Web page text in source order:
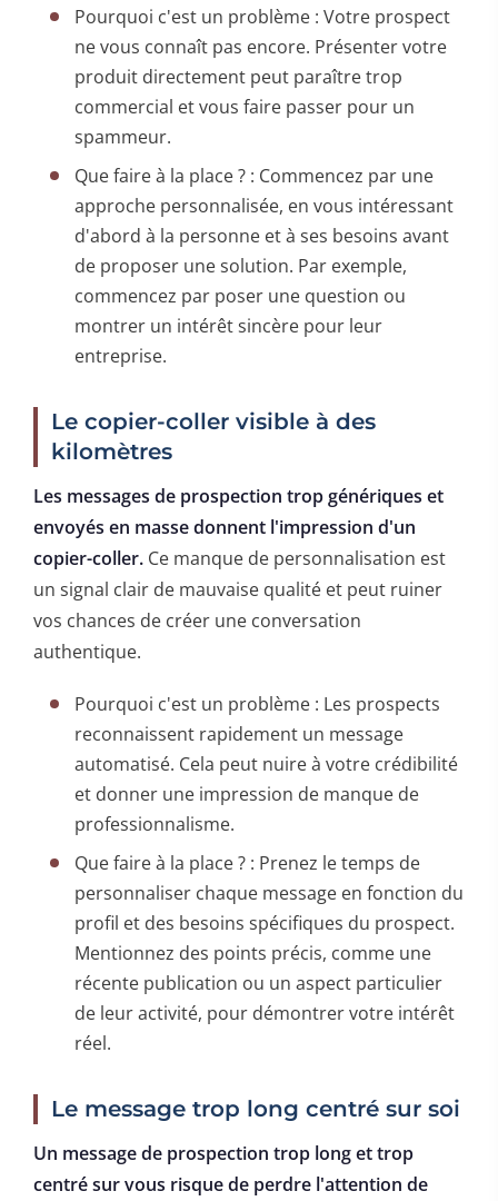
Pourquoi c'est un problème : Votre prospect
ne vous connaît pas encore. Présenter votre
produit directement peut paraître trop
commercial et vous faire passer pour un
spammeur.
Que faire à la place ? : Commencez par une
approche personnalisée, en vous intéressant
d'abord à la personne et à ses besoins avant
de proposer une solution. Par exemple,
commencez par poser une question ou
montrer un intérêt sincère pour leur
entreprise.
Le copier-coller visible à des
kilomètres
Les messages de prospection trop génériques et
envoyés en masse donnent l'impression d'un
copier-coller. Ce manque de personnalisation est
un signal clair de mauvaise qualité et peut ruiner
vos chances de créer une conversation
authentique.
Pourquoi c'est un problème : Les prospects
reconnaissent rapidement un message
automatisé. Cela peut nuire à votre crédibilité
et donner une impression de manque de
professionnalisme.
Que faire à la place ? : Prenez le temps de
personnaliser chaque message en fonction du
profil et des besoins spécifiques du prospect.
Mentionnez des points précis, comme une
récente publication ou un aspect particulier
de leur activité, pour démontrer votre intérêt
réel.
Le message trop long centré sur soi
Un message de prospection trop long et trop
centré sur vous risque de perdre l'attention de